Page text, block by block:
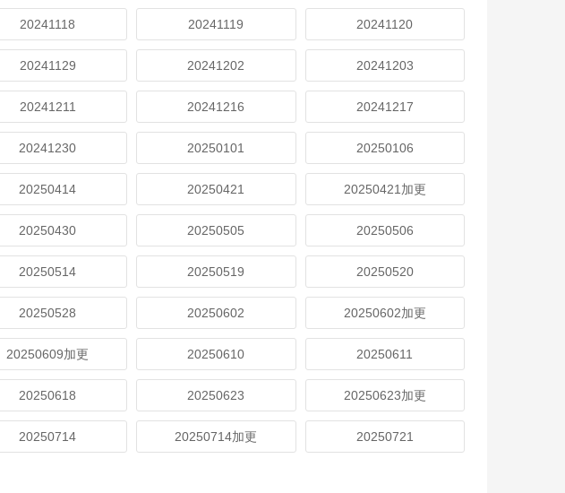
20241118 20241119 20241120
20241129 20241202 20241203
20241211 20241216 20241217
20241230 20250101 20250106
20250414 20250421 20250421加更
20250430 20250505 20250506
20250514 20250519 20250520
20250528 20250602 20250602加更
20250609加更 20250610 20250611
20250618 20250623 20250623加更
20250714 20250714加更 20250721